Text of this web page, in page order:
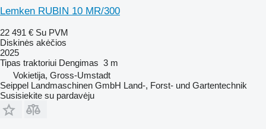
Lemken RUBIN 10 MR/300
22 491 € Su PVM
Diskinės akėčios
2025
Tipas traktoriui Dengimas 3 m
Vokietija, Gross-Umstadt
Seippel Landmaschinen GmbH Land-, Forst- und Gartentechnik
Susisiekite su pardavėju